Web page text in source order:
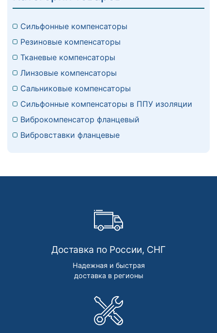
Сильфонные компенсаторы
Резиновые компенсаторы
Тканевые компенсаторы
Линзовые компенсаторы
Сальниковые компенсаторы
Сильфонные компенсаторы в ППУ изоляции
Виброкомпенсатор фланцевый
Вибровставки фланцевые
Доставка по России, СНГ
Надежная и быстрая
доставка в регионы